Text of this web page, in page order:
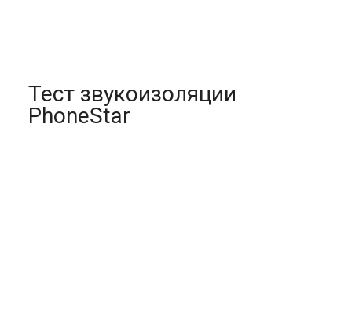
Тест звукоизоляции
PhoneStar